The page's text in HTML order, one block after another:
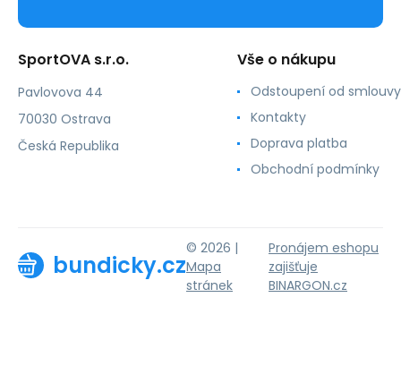
SportOVA s.r.o.
Pavlovova 44
70030 Ostrava
Česká Republika
Vše o nákupu
Odstoupení od smlouvy
Kontakty
Doprava platba
Obchodní podmínky
bundicky.cz
© 2026 |
Mapa
stránek
Pronájem eshopu
zajišťuje
BINARGON.cz